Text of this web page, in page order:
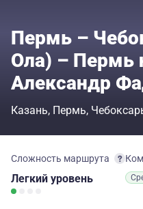
Пермь –
Ола) – Пермь
Александр
Казань Пермь
Сложность маршрута
Легкий уровень